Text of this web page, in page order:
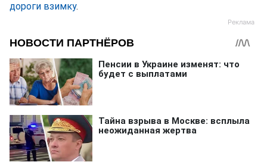
дороги взимку.